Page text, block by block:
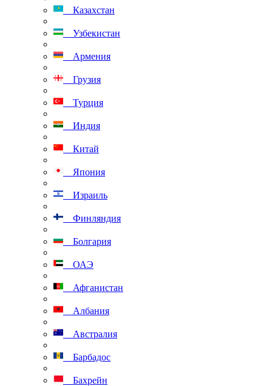
Казахстан
Узбекистан
Армения
Грузия
Турция
Индия
Китай
Япония
Израиль
Финляндия
Болгария
ОАЭ
Афганистан
Албания
Австралия
Барбадос
Бахрейн